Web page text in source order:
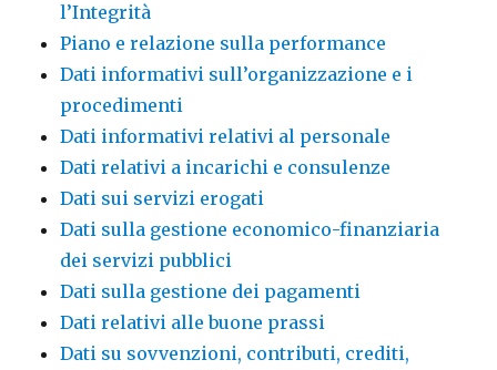
l’Integrità
Piano e relazione sulla performance
Dati informativi sull’organizzazione e i
procedimenti
Dati informativi relativi al personale
Dati relativi a incarichi e consulenze
Dati sui servizi erogati
Dati sulla gestione economico-finanziaria
dei servizi pubblici
Dati sulla gestione dei pagamenti
Dati relativi alle buone prassi
Dati su sovvenzioni, contributi, crediti,